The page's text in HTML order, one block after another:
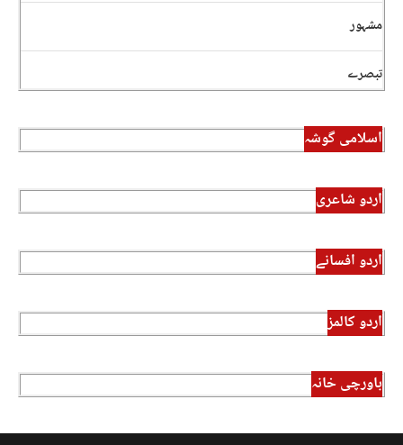
مشہور
تبصرے
اسلامی گوشہ
اردو شاعری
اردو افسانے
اردو کالمز
باورچی خانہ